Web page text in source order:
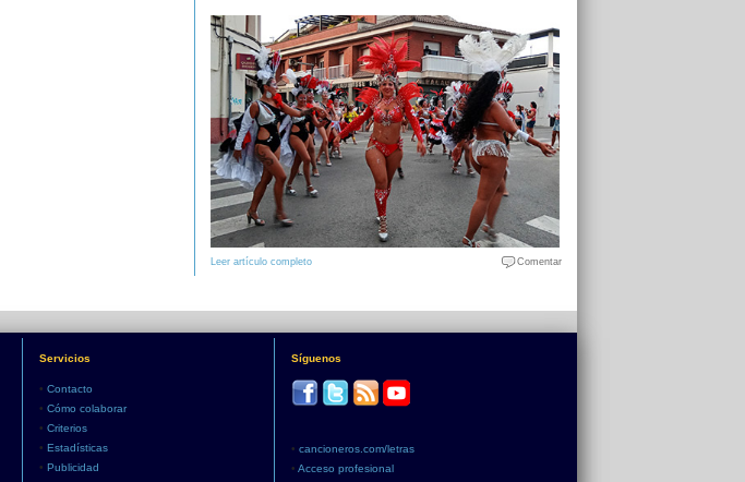
Leer artículo completo Comentar
Servicios
• Contacto
• Cómo colaborar
• Criterios
• Estadísticas
• Publicidad
Síguenos
• cancioneros.com/letras
• Acceso profesional